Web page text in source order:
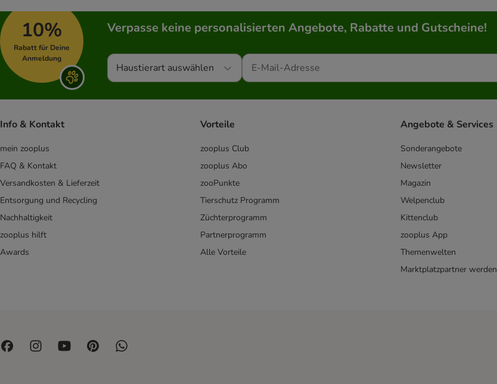
10%
Rabatt für Deine
Anmeldung
Verpasse keine personalisierten Angebote, Rabatte und Gutscheine!
Haustierart auswählen
Info & Kontakt
mein zooplus
FAQ & Kontakt
Versandkosten & Lieferzeit
Entsorgung und Recycling
Nachhaltigkeit
zooplus hilft
Awards
Vorteile
zooplus Club
zooplus Abo
zooPunkte
Tierschutz Programm
Züchterprogramm
Partnerprogramm
Alle Vorteile
Angebote & Services
Sonderangebote
Newsletter
Magazin
Welpenclub
Kittenclub
zooplus App
Themenwelten
Marktplatzpartner werden